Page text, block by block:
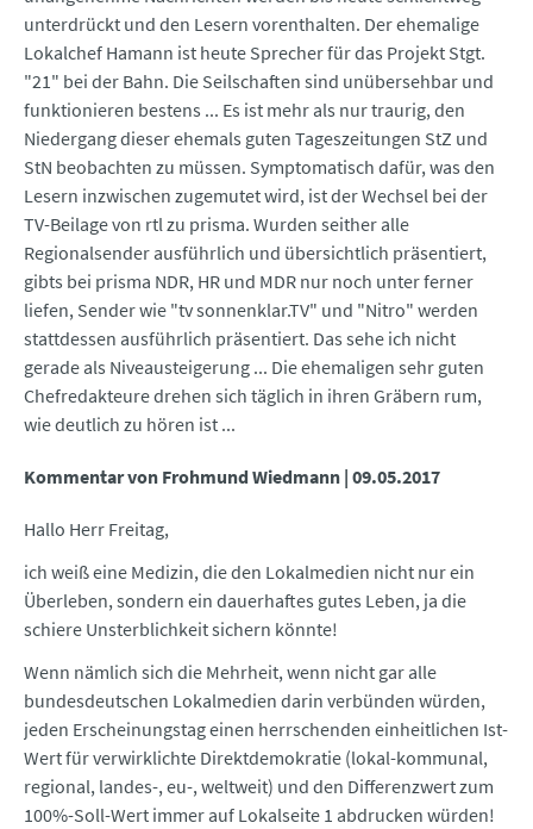
unterdrückt und den Lesern vorenthalten. Der ehemalige
Lokalchef Hamann ist heute Sprecher für das Projekt Stgt.
"21" bei der Bahn. Die Seilschaften sind unübersehbar und
funktionieren bestens ... Es ist mehr als nur traurig, den
Niedergang dieser ehemals guten Tageszeitungen StZ und
StN beobachten zu müssen. Symptomatisch dafür, was den
Lesern inzwischen zugemutet wird, ist der Wechsel bei der
TV-Beilage von rtl zu prisma. Wurden seither alle
Regionalsender ausführlich und übersichtlich präsentiert,
gibts bei prisma NDR, HR und MDR nur noch unter ferner
liefen, Sender wie "tv sonnenklar.TV" und "Nitro" werden
stattdessen ausführlich präsentiert. Das sehe ich nicht
gerade als Niveausteigerung ... Die ehemaligen sehr guten
Chefredakteure drehen sich täglich in ihren Gräbern rum,
wie deutlich zu hören ist ...
Kommentar von Frohmund Wiedmann | 09.05.2017
Hallo Herr Freitag,
ich weiß eine Medizin, die den Lokalmedien nicht nur ein
Überleben, sondern ein dauerhaftes gutes Leben, ja die
schiere Unsterblichkeit sichern könnte!
Wenn nämlich sich die Mehrheit, wenn nicht gar alle
bundesdeutschen Lokalmedien darin verbünden würden,
jeden Erscheinungstag einen herrschenden einheitlichen Ist-
Wert für verwirklichte Direktdemokratie (lokal-kommunal,
regional, landes-, eu-, weltweit) und den Differenzwert zum
100%-Soll-Wert immer auf Lokalseite 1 abdrucken würden!